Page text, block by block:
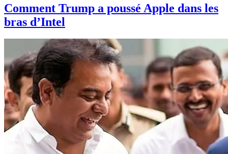
Comment Trump a poussé Apple dans les
bras d’Intel